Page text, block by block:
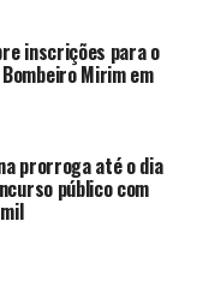
inscrições para o
Mirim em
prorroga até o dia
público com